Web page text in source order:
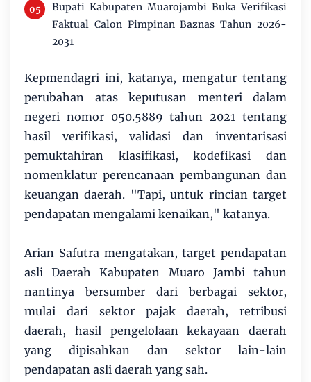
Bupati Kabupaten Muarojambi Buka Verifikasi
Faktual Calon Pimpinan Baznas Tahun 2026-
2031
Kepmendagri ini, katanya, mengatur tentang
perubahan atas keputusan menteri dalam
negeri nomor 050.5889 tahun 2021 tentang
hasil verifikasi, validasi dan inventarisasi
pemuktahiran klasifikasi, kodefikasi dan
nomenklatur perencanaan pembangunan dan
keuangan daerah. "Tapi, untuk rincian target
pendapatan mengalami kenaikan," katanya.
Arian Safutra mengatakan, target pendapatan
asli Daerah Kabupaten Muaro Jambi tahun
nantinya bersumber dari berbagai sektor,
mulai dari sektor pajak daerah, retribusi
daerah, hasil pengelolaan kekayaan daerah
yang dipisahkan dan sektor lain-lain
pendapatan asli daerah yang sah.